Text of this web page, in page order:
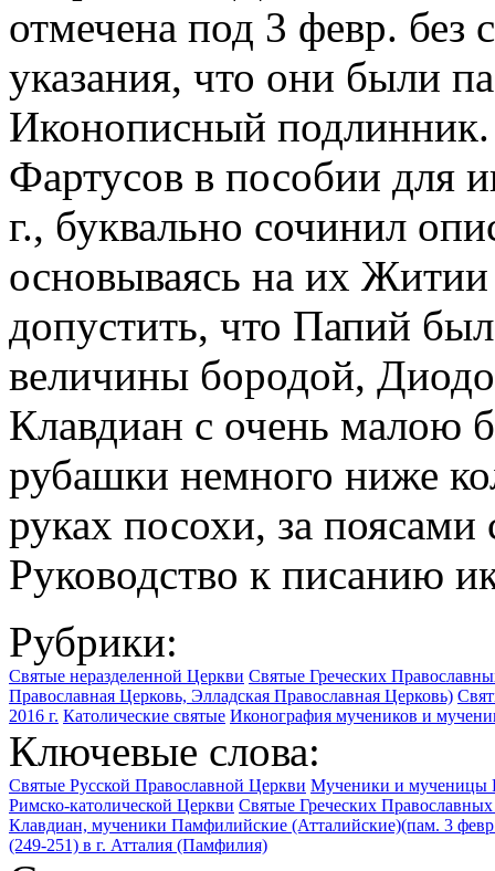
отмечена под 3 февр. без
указания, что они были
Иконописный
Фартусов в пособии для
г., буквально сочинил
основываясь на их
допустить, что Папий
величины бородой,
Клавдиан с очень малою
рубашки немного ниже
руках посохи, за поясами
Руководство к писанию
Рубрики:
Святые неразделенной Церкви Святые Греческих
Православная Церковь, Элладская Православная Церковь)
2016 г. Католические святые Иконография мучеников и
Ключевые слова:
Святые Русской Православной Церкви Мученики и мученицы
Римско-католической Церкви Святые Греческих
Клавдиан, мученики Памфилийские (Атталийские)(пам. 3
(249-251) в г. Атталия (Памфилия)